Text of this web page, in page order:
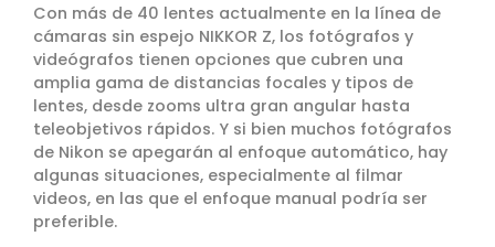
Con más de 40 lentes actualmente en la línea de
cámaras sin espejo NIKKOR Z, los fotógrafos y
videógrafos tienen opciones que cubren una
amplia gama de distancias focales y tipos de
lentes, desde zooms ultra gran angular hasta
teleobjetivos rápidos. Y si bien muchos fotógrafos
de Nikon se apegarán al enfoque automático, hay
algunas situaciones, especialmente al filmar
videos, en las que el enfoque manual podría ser
preferible.